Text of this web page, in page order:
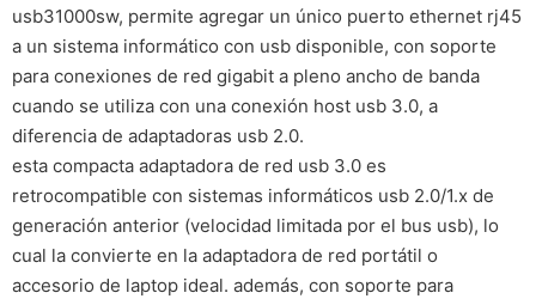
usb31000sw, permite agregar un único puerto ethernet rj45
a un sistema informático con usb disponible, con soporte
para conexiones de red gigabit a pleno ancho de banda
cuando se utiliza con una conexión host usb 3.0, a
diferencia de adaptadoras usb 2.0.
esta compacta adaptadora de red usb 3.0 es
retrocompatible con sistemas informáticos usb 2.0/1.x de
generación anterior (velocidad limitada por el bus usb), lo
cual la convierte en la adaptadora de red portátil o
accesorio de laptop ideal. además, con soporte para